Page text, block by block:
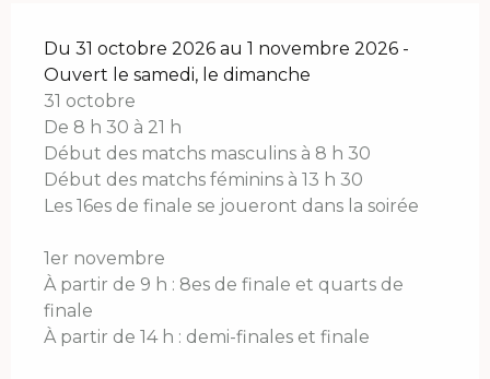
Du 31 octobre 2026 au 1 novembre 2026 -
Ouvert le samedi, le dimanche
31 octobre
De 8 h 30 à 21 h
Début des matchs masculins à 8 h 30
Début des matchs féminins à 13 h 30
Les 16es de finale se joueront dans la soirée
1er novembre
À partir de 9 h : 8es de finale et quarts de
finale
À partir de 14 h : demi-finales et finale